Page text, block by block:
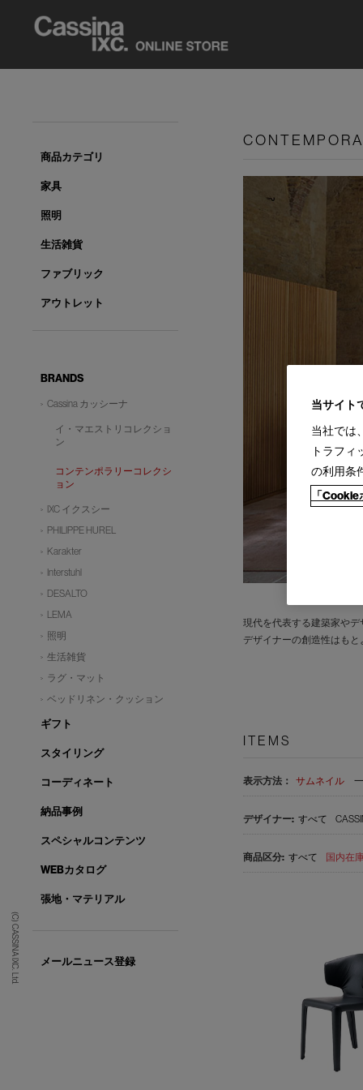
(C) CASSINA IXC. Ltd.
現代を代表する建築家や
デザイナーの創造性はも
ITEMS
表示方法： サムネイル
すべて
すべて 国内在
商品カテゴリ
家具
照明
生活雑貨
ファブリック
アウトレット
BRANDS
Cassina カッシーナ
イ・マエストリコレクショ
ン
コンテンポラリーコレクシ
ョン
IXC イクスシー
PHILIPPE HUREL
Karakter
Interstuhl
DESALTO
LEMA
照明
生活雑貨
ラグ・マット
ベッドリネン・クッション
ギフト
スタイリング
コーディネート
納品事例
スペシャルコンテンツ
WEBカタログ
張地・マテリアル
メールニュース登録
当サイト
当社では
トラフィ
の利用条
「